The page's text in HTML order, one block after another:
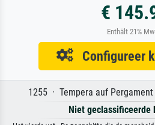
€
Enthält 21%
Configureer
1255 · Tempera auf
Niet geclassificeerde